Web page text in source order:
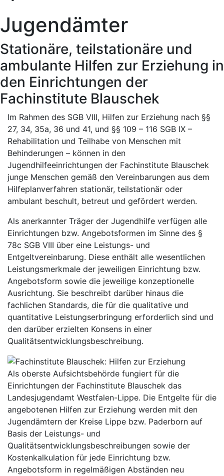
Jugendämter
Stationäre, teilstationäre und
ambulante Hilfen zur Erziehung in
den Einrichtungen der
Fachinstitute Blauschek
Im Rahmen des SGB VIII, Hilfen zur Erziehung nach §§
27, 34, 35a, 36 und 41, und §§ 109 – 116 SGB IX –
Rehabilitation und Teilhabe von Menschen mit
Behinderungen – können in den
Jugendhilfeeinrichtungen der Fachinstitute Blauschek
junge Menschen gemäß den Vereinbarungen aus dem
Hilfeplanverfahren stationär, teilstationär oder
ambulant beschult, betreut und gefördert werden.
Als anerkannter Träger der Jugendhilfe verfügen alle
Einrichtungen bzw. Angebotsformen im Sinne des §
78c SGB VIII über eine Leistungs- und
Entgeltvereinbarung. Diese enthält alle wesentlichen
Leistungsmerkmale der jeweiligen Einrichtung bzw.
Angebotsform sowie die jeweilige konzeptionelle
Ausrichtung. Sie beschreibt darüber hinaus die
fachlichen Standards, die für die qualitative und
quantitative Leistungserbringung erforderlich sind und
den darüber erzielten Konsens in einer
Qualitätsentwicklungsbeschreibung.
Als oberste Aufsichtsbehörde fungiert für die
Einrichtungen der Fachinstitute Blauschek das
Landesjugendamt Westfalen-Lippe. Die Entgelte für die
angebotenen Hilfen zur Erziehung werden mit den
Jugendämtern der Kreise Lippe bzw. Paderborn auf
Basis der Leistungs- und
Qualitätsentwicklungsbeschreibungen sowie der
Kostenkalkulation für jede Einrichtung bzw.
Angebotsform in regelmäßigen Abständen neu